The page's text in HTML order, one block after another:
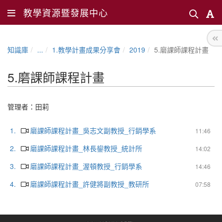
教學資源暨發展中心
知識庫 ... 1.教學計畫成果分享會 2019 5.磨課師課程計畫
5.磨課師課程計畫
管理者： 田莉
1. 11:46
磨課師課程計畫_吳志文副教授_行銷學系
2.
14:02
磨課師課程計畫_林長鋆教授_統計所
3.
14:46
磨課師課程計畫_渥頓教授_行銷學系
4.
07:58
磨課師課程計畫_許健將副教授_教研所